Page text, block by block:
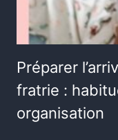
Préparer
fratrie :
organisation